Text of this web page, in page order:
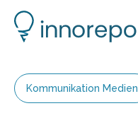
Kommunikation Medien